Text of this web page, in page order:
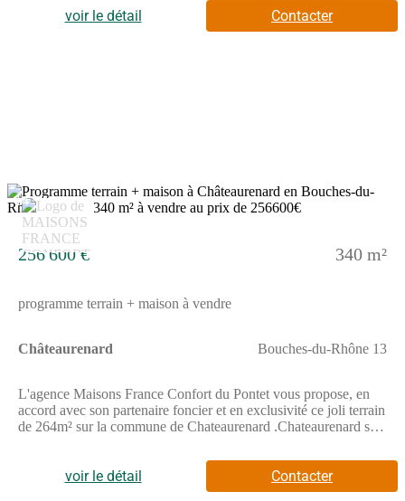
supermarchés, poissonneries, boucheries et charcuteries. Accès
autoroutes A7 et A54 à 7 km. elle est à vendre pour la somme de
voir le détail Contacter
14
256 600 € 340 m²
programme terrain + maison à vendre
Châteaurenard Bouches-du-Rhône 13
L'agence Maisons France Confort du Pontet vous propose, en
accord avec son partenaire foncier et en exclusivité ce joli terrain
de 264m² sur la commune de Chateaurenard .Chateaurenard se
terrain est exposé plein sud, il est non viabilités et se situe dans
une zone très calme tout proche du centre ville.Vous trouverez
dans les alentours un hôpital, un centre commercial, un pôle
voir le détail Contacter